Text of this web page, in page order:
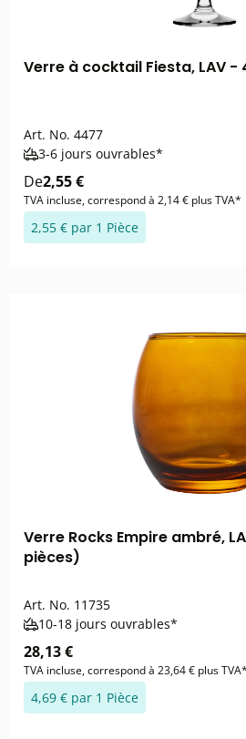
Verre à cocktail Fiesta, LAV
Art. No. 4477
3-6 jours ouvrables*
De2,55 €
TVA incluse, correspond à 2,14 € plus TVA*
2,55 € par 1 Pièce
Verre Rocks Empire ambré,
pièces)
Art. No. 11735
10-18 jours ouvrables*
28,13 €
TVA incluse, correspond à 23,64 € plus TVA*
4,69 € par 1 Pièce